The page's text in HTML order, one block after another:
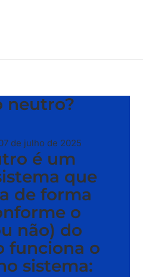
neutro?
de julho de 2025
é um
que
de forma
o
não) do
funciona o
sistema: